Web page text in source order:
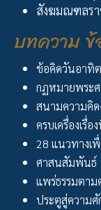
สังฆมณฑลร
บทความ
ข้อคิดวันอาทิ
กฏหมายพระ
สนามความคิ
ครบเครื่องเรื่อ
28 แนวทางเ
ศาสนสัมพันธ์
แพร่ธรรมตาม
ประตูสู่ความ